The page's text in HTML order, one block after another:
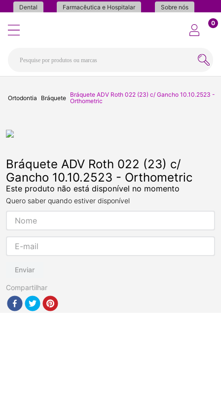
Dental Farmacêutica e Hospitalar Sobre nós
0
Ortodontia Bráquete Bráquete ADV Roth 022 (23) c/ Gancho 10.10.2523 -
Orthometric
Bráquete ADV Roth 022 (23) c/
Gancho 10.10.2523 - Orthometric
Este produto não está disponível no momento
Quero saber quando estiver disponível
Enviar
Compartilhar